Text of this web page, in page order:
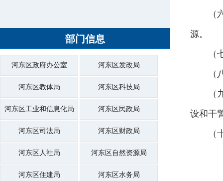
部门信息
河东区政府办公室 河东区发改局
河东区教体局 河东区科技局
河东区工业和信息化局 河东区民政局
河东区司法局 河东区财政局
河东区人社局 河东区自然资源局
河东区住建局 河东区水务局
源。
设和干